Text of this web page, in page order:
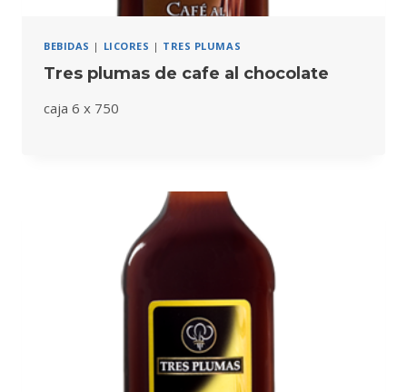
BEBIDAS | LICORES | TRES PLUMAS
Tres plumas de cafe al chocolate
caja 6 x 750